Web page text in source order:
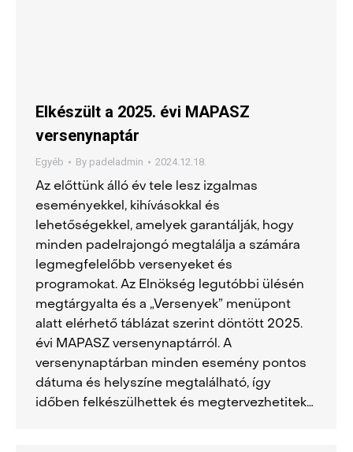
Elkészült a 2025. évi MAPASZ
versenynaptár
Egyéb By padeladmin 2024.12.18.
Az előttünk álló év tele lesz izgalmas
eseményekkel, kihívásokkal és
lehetőségekkel, amelyek garantálják, hogy
minden padelrajongó megtalálja a számára
legmegfelelőbb versenyeket és
programokat. Az Elnökség legutóbbi ülésén
megtárgyalta és a „Versenyek” menüpont
alatt elérhető táblázat szerint döntött 2025.
évi MAPASZ versenynaptárról. A
versenynaptárban minden esemény pontos
dátuma és helyszíne megtalálható, így
időben felkészülhettek és megtervezhetitek…